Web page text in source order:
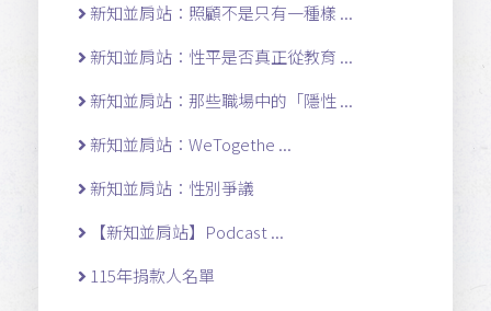
新知並肩站：照顧不是只有一種樣 ...
新知並肩站：性平是否真正從教育 ...
新知並肩站：那些職場中的「隱性 ...
新知並肩站：WeTogethe ...
新知並肩站：性別爭議
【新知並肩站】Podcast ...
115年捐款人名單